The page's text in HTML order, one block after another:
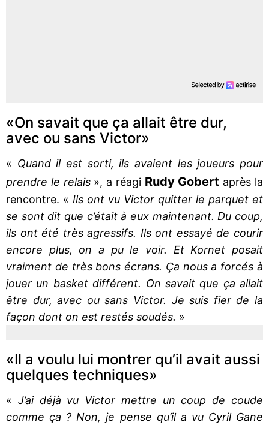
«On savait que ça allait être dur,
avec ou sans Victor»
« Quand il est sorti, ils avaient les joueurs pour
prendre le relais», a réagi Rudy Gobert après la
rencontre. « Ils ont vu Victor quitter le parquet et
se sont dit que c’était à eux maintenant. Du coup,
ils ont été très agressifs. Ils ont essayé de courir
encore plus, on a pu le voir. Et Kornet posait
vraiment de très bons écrans. Ça nous a forcés à
jouer un basket différent. On savait que ça allait
être dur, avec ou sans Victor. Je suis fier de la
façon dont on est restés soudés. »
«Il a voulu lui montrer qu’il avait aussi
quelques techniques»
« J’ai déjà vu Victor mettre un coup de coude
comme ça ? Non, je pense qu’il a vu Cyril Gane